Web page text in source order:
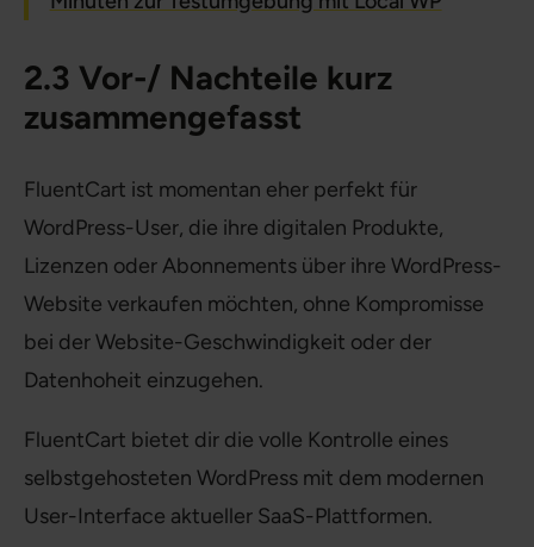
2.3 Vor-/ Nachteile kurz
zusammengefasst
FluentCart ist momentan eher perfekt für
WordPress-User, die ihre digitalen Produkte,
Lizenzen oder Abonnements über ihre WordPress-
Website verkaufen möchten, ohne Kompromisse
bei der Website-Geschwindigkeit oder der
Datenhoheit einzugehen.
FluentCart bietet dir die volle Kontrolle eines
selbstgehosteten WordPress mit dem modernen
User-Interface aktueller SaaS-Plattformen.